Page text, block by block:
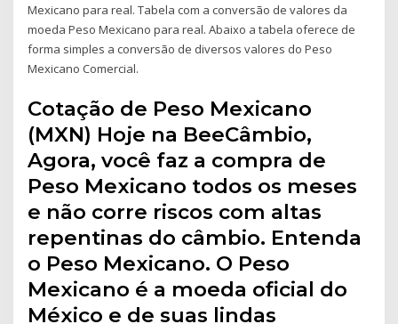
Mexicano para real. Tabela com a conversão de valores da
moeda Peso Mexicano para real. Abaixo a tabela oferece de
forma simples a conversão de diversos valores do Peso
Mexicano Comercial.
Cotação de Peso Mexicano
(MXN) Hoje na BeeCâmbio,
Agora, você faz a compra de
Peso Mexicano todos os meses
e não corre riscos com altas
repentinas do câmbio. Entenda
o Peso Mexicano. O Peso
Mexicano é a moeda oficial do
México e de suas lindas